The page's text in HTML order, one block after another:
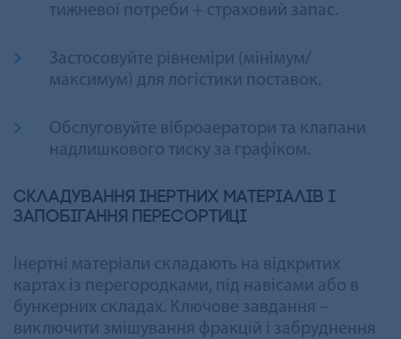
тижневої потреби + страховий запас.
Застосовуйте рівнеміри (мінімум/
максимум) для логістики поставок.
Обслуговуйте віброаератори та клапани
надлишкового тиску за графіком.
Складування інертних матеріалів і
запобігання пересортиці
Інертні матеріали складають на відкритих
картах із перегородками, під навісами або в
бункерних складах. Ключове завдання –
виключити змішування фракцій і забруднення